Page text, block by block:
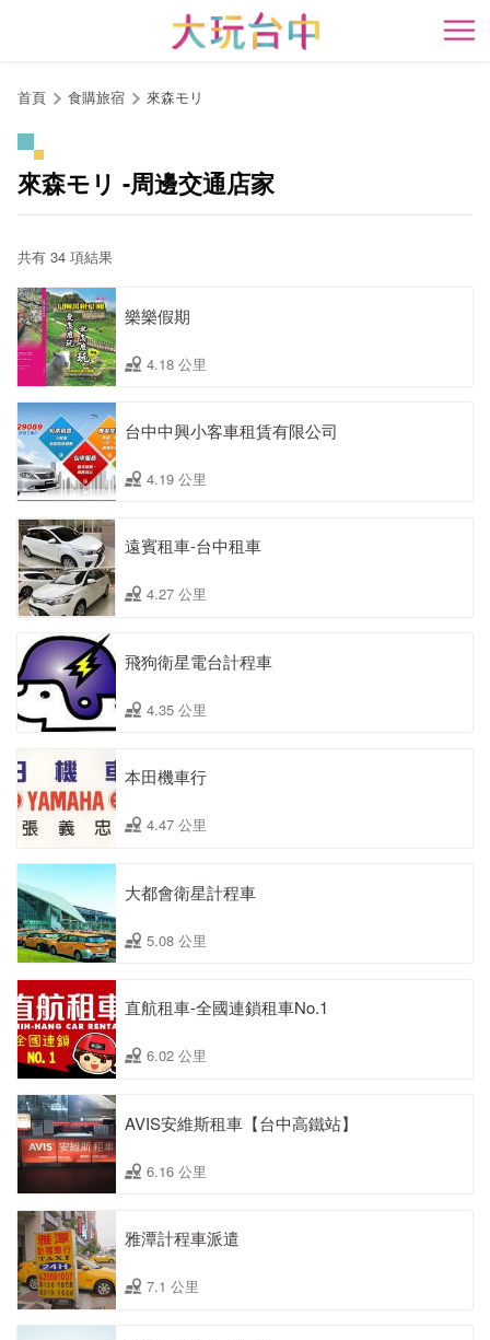
開
首頁 食購旅宿 來森モリ
來森モリ -周邊交通店家
共有 34 項結果
樂樂假期
4.18 公里
台中中興小客車租賃有限公司
4.19 公里
遠賓租車-台中租車
4.27 公里
飛狗衛星電台計程車
4.35 公里
本田機車行
4.47 公里
大都會衛星計程車
5.08 公里
直航租車-全國連鎖租車No.1
6.02 公里
AVIS安維斯租車【台中高鐵站】
6.16 公里
雅潭計程車派遣
7.1 公里